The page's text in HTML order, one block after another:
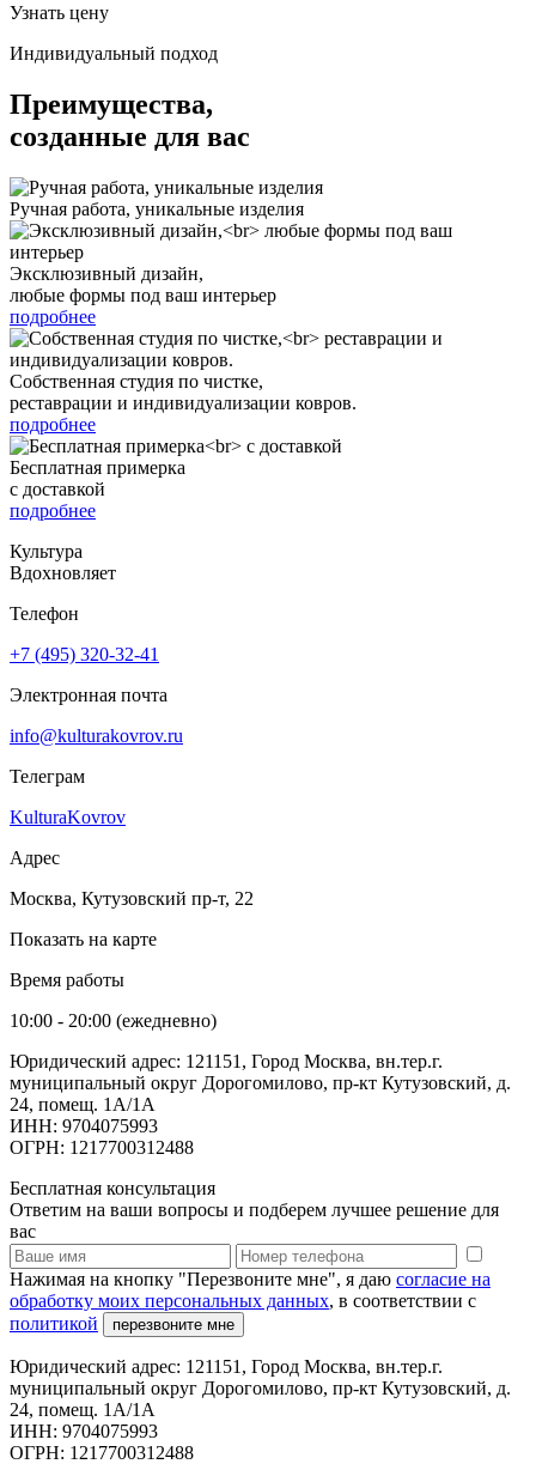
Узнать цену
Индивидуальный подход
Преимущества,
созданные для вас
Ручная работа, уникальные изделия
Эксклюзивный дизайн,
любые формы под ваш интерьер
подробнее
Собственная студия по чистке,
реставрации и индивидуализации ковров.
подробнее
Бесплатная примерка
с доставкой
подробнее
Культура
Вдохновляет
Телефон
+7 (495) 320-32-41
Электронная почта
info@kulturakovrov.ru
Телеграм
KulturaKovrov
Адрес
Москва, Кутузовский пр-т, 22
Показать на карте
Время работы
10:00 - 20:00 (ежедневно)
Юридический адрес: 121151, Город Москва, вн.тер.г.
муниципальный округ Дорогомилово, пр-кт Кутузовский, д.
24, помещ. 1А/1А
ИНН: 9704075993
ОГРН: 1217700312488
Бесплатная консультация
Ответим на ваши вопросы и подберем лучшее решение для
вас
Нажимая на кнопку "Перезвоните мне", я даю согласие на
обработку моих персональных данных, в соответствии с
политикой
перезвоните мне
Юридический адрес: 121151, Город Москва, вн.тер.г.
муниципальный округ Дорогомилово, пр-кт Кутузовский, д.
24, помещ. 1А/1А
ИНН: 9704075993
ОГРН: 1217700312488